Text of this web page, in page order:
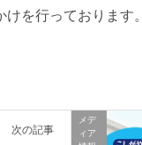
を行っております。
メデ
ィア
次の記事